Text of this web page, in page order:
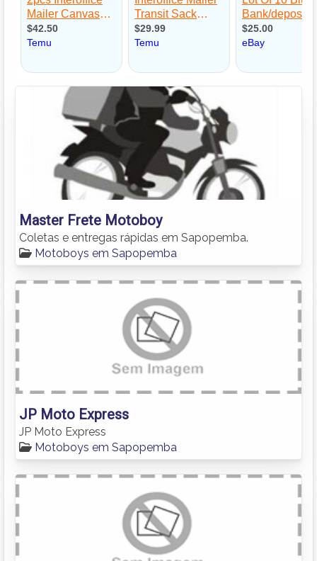
Master Frete Motoboy
Coletas e entregas rápidas em Sapopemba.
Motoboys em Sapopemba
JP Moto Express
JP Moto Express
Motoboys em Sapopemba